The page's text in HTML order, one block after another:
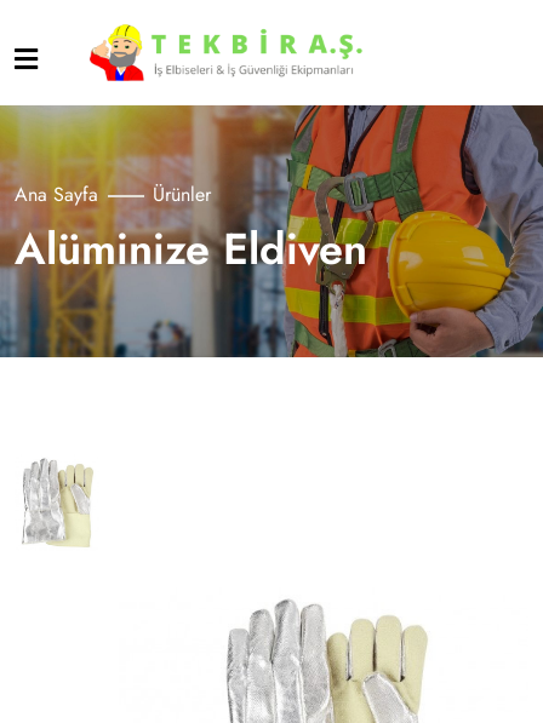
Ana Sayfa Ürünler
Alüminize Eldiven